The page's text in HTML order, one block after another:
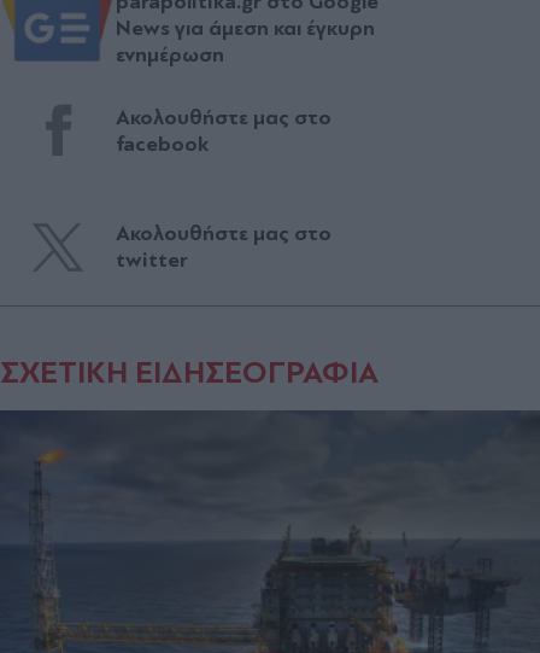
News για άμεση και έγκυρη
ενημέρωση
Ακολουθήστε μας στο
facebook
Ακολουθήστε μας στο
twitter
ΣΧΕΤΙΚΗ ΕΙΔΗΣΕΟΓΡΑΦΙΑ